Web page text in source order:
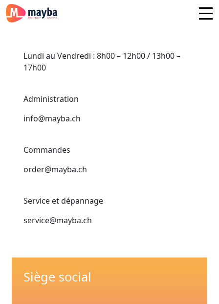
Siège social
Lundi au Vendredi : 8h00 – 12h00 / 13h00 –
17h00
Administration
info@mayba.ch
Commandes
order@mayba.ch
Service et dépannage
service@mayba.ch